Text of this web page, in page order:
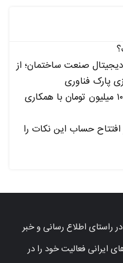
صنعت ساختمان؛ از
پارک فناوری
امکان خرید نقره اقساطی تا سقف ۱۰۰ میلیون تومان با همکاری
افتتاح حساب این نکات را
راستای اطلاع رسانی و خبر
ایرانی فعالیت خود را در